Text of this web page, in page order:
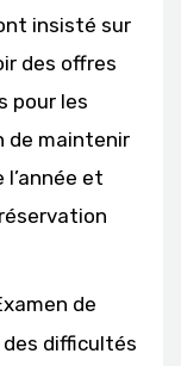
insisté sur
des offres
pour les
de maintenir
et
de
difficultés